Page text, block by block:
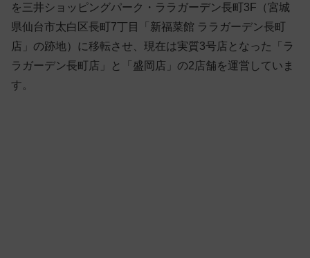
を三井ショッピングパーク・ララガーデン長町3F（宮城
県仙台市太白区長町7丁目「新福菜館 ララガーデン長町
店」の跡地）に移転させ、現在は実質3号店となった「ラ
ラガーデン長町店」と「盛岡店」の2店舗を運営していま
す。